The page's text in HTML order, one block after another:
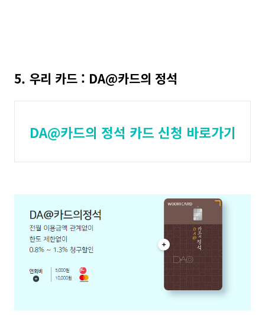
5. 우리 카드 : DA@카드의 정석
DA@카드의 정석 카드 신청 바로가기